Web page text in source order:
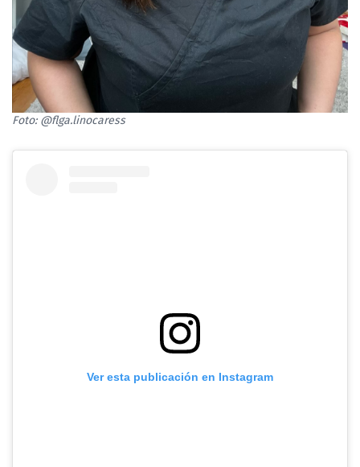
Foto: @flga.linocaress
Ver esta publicación en Instagram